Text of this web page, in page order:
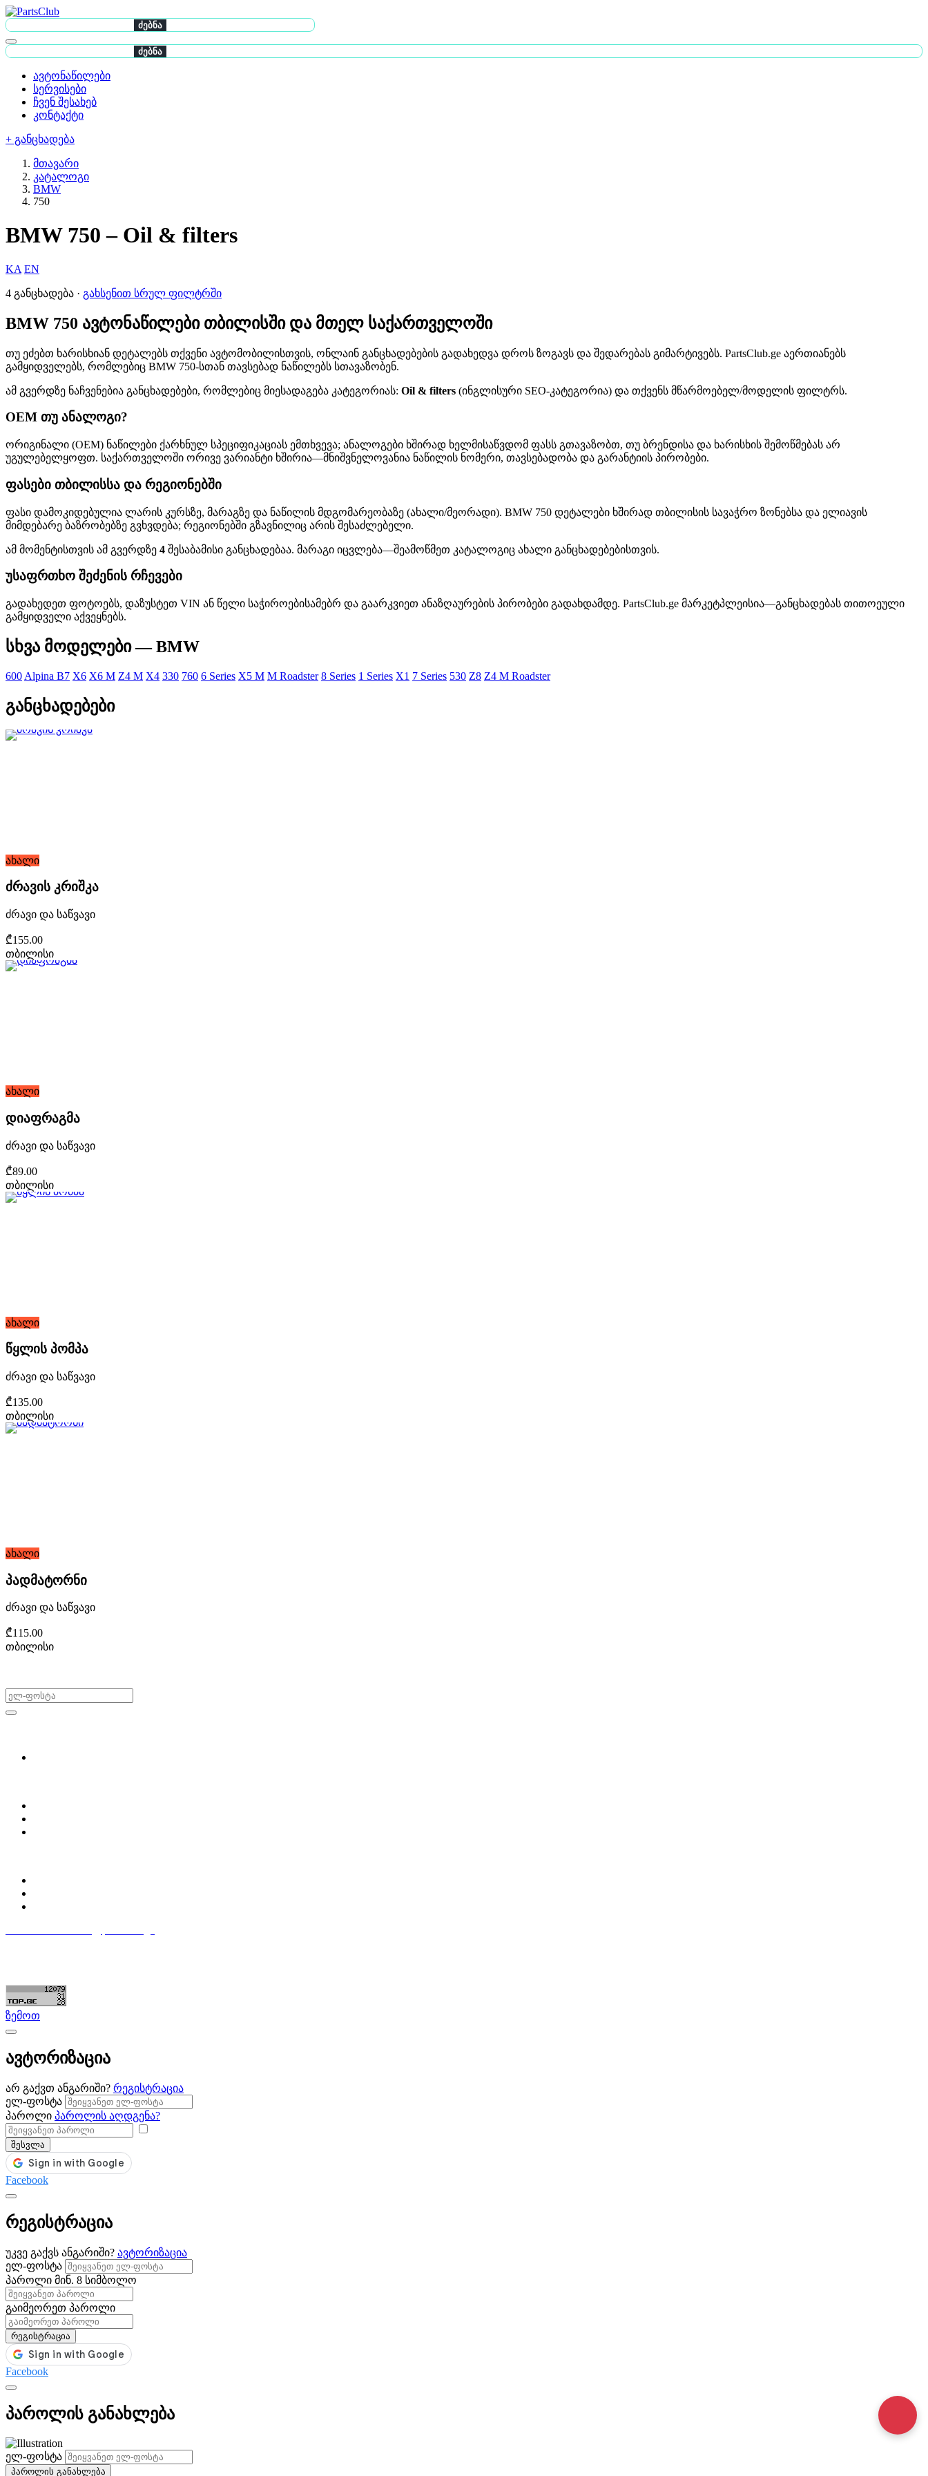
ძებნა
ძებნა
ავტონაწილები
სერვისები
ჩვენ შესახებ
კონტაქტი
+ განცხადება
მთავარი
კატალოგი
BMW
750
BMW 750 – Oil & filters
KA EN
4 განცხადება · გახსენით სრულ ფილტრში
BMW 750 ავტონაწილები თბილისში და მთელ საქართველოში
თუ ეძებთ ხარისხიან დეტალებს თქვენი ავტომობილისთვის, ონლაინ განცხადებების გადახედვა დროს ზოგავს და შედარებას გიმარტივებს. PartsClub.ge აერთიანებს
გამყიდველებს, რომლებიც BMW 750-სთან თავსებად ნაწილებს სთავაზობენ.
ამ გვერდზე ნაჩვენებია განცხადებები, რომლებიც მიესადაგება კატეგორიას: Oil & filters (ინგლისური SEO-კატეგორია) და თქვენს მწარმოებელ/მოდელის ფილტრს.
OEM თუ ანალოგი?
ორიგინალი (OEM) ნაწილები ქარხნულ სპეციფიკაციას ემთხვევა; ანალოგები ხშირად ხელმისაწვდომ ფასს გთავაზობთ, თუ ბრენდისა და ხარისხის შემოწმებას არ
უგულებელყოფთ. საქართველოში ორივე ვარიანტი ხშირია—მნიშვნელოვანია ნაწილის ნომერი, თავსებადობა და გარანტიის პირობები.
ფასები თბილისსა და რეგიონებში
ფასი დამოკიდებულია ლარის კურსზე, მარაგზე და ნაწილის მდგომარეობაზე (ახალი/მეორადი). BMW 750 დეტალები ხშირად თბილისის სავაჭრო ზონებსა და ელიავის
მიმდებარე ბაზრობებზე გვხვდება; რეგიონებში გზავნილიც არის შესაძლებელი.
ამ მომენტისთვის ამ გვერდზე 4 შესაბამისი განცხადებაა. მარაგი იცვლება—შეამოწმეთ კატალოგიც ახალი განცხადებებისთვის.
უსაფრთხო შეძენის რჩევები
გადახედეთ ფოტოებს, დაზუსტეთ VIN ან წელი საჭიროებისამებრ და გაარკვიეთ ანაზღაურების პირობები გადახდამდე. PartsClub.ge მარკეტპლეისია—განცხადებას თითოეული
გამყიდველი აქვეყნებს.
სხვა მოდელები — BMW
600 Alpina B7 X6 X6 M Z4 M X4 330 760 6 Series X5 M M Roadster 8 Series 1 Series X1 7 Series 530 Z8 Z4 M Roadster
განცხადებები
ახალი
ძრავის კრიშკა
ძრავი და საწვავი
₾155.00
თბილისი
ახალი
დიაფრაგმა
ძრავი და საწვავი
₾89.00
თბილისი
ახალი
წყლის პომპა
ძრავი და საწვავი
₾135.00
თბილისი
ახალი
პადმატორნი
ძრავი და საწვავი
₾115.00
თბილისი
ზემოთ
ავტორიზაცია
არ გაქვთ ანგარიში? რეგისტრაცია
ელ-ფოსტა
პაროლი პაროლის აღდგენა?
შესვლა
Facebook
რეგისტრაცია
უკვე გაქვს ანგარიში? ავტორიზაცია
ელ-ფოსტა
პაროლი მინ. 8 სიმბოლო
გაიმეორეთ პაროლი
რეგისტრაცია
Facebook
პაროლის განახლება
ელ-ფოსტა
პაროლის განახლება